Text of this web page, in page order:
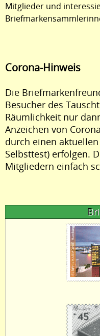
Mitglieder und
Corona-Hinweis
Die
Besucher des
Räumlichkeit nur
Anzeichen von
durch einen
Selbsttest) erfolgen.
Mitgliedern einfach